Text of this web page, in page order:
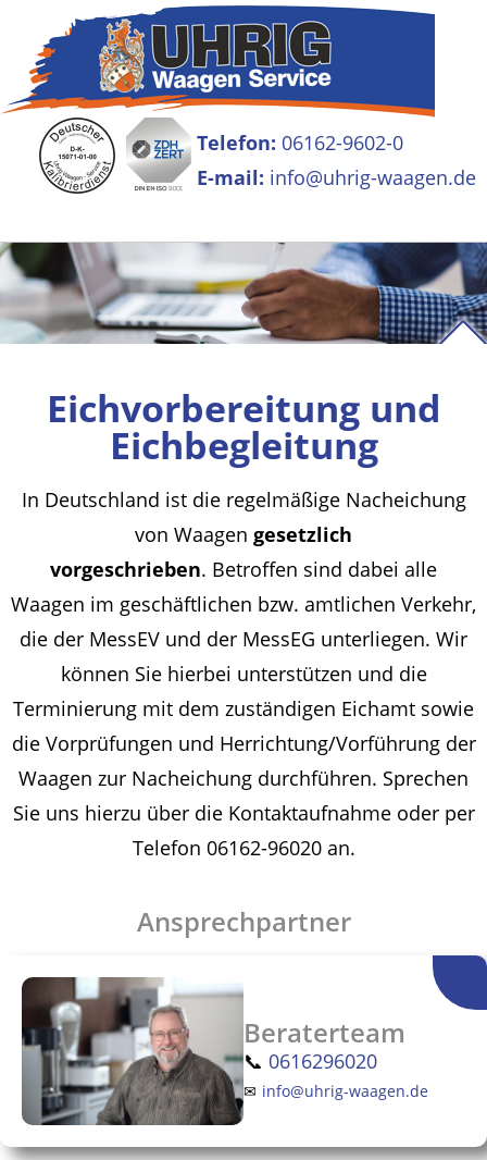
Telefon: 06162-9602-0
E-mail: info@uhrig-waagen.de
Eichvorbereitung und
Eichbegleitung
In Deutschland ist die regelmäßige Nacheichung
von Waagen gesetzlich
vorgeschrieben. Betroffen sind dabei alle
Waagen im geschäftlichen bzw. amtlichen Verkehr,
die der MessEV und der MessEG unterliegen. Wir
können Sie hierbei unterstützen und die
Terminierung mit dem zuständigen Eichamt sowie
die Vorprüfungen und Herrichtung/Vorführung der
Waagen zur Nacheichung durchführen. Sprechen
Sie uns hierzu über die Kontaktaufnahme oder per
Telefon 06162-96020 an.
Ansprechpartner
Beraterteam
📞 0616296020
✉ info@uhrig-waagen.de